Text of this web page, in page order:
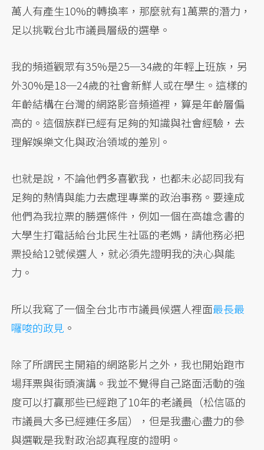
萬人有產生10%的轉換率，那麼就有1萬票的潛力，
足以挑戰台北市議員層級的選舉。
我的頻道觀眾有35%是25─34歲的年輕上班族，另
外30%是18─24歲的社會新鮮人或在學生。這樣的
年齡結構在台灣的網路影音頻道裡，算是年齡層偏
高的。這個族群已經有足夠的知識與社會經驗，去
理解娛樂文化與政治領域的差別。
也就是說，不論他們多喜歡我，也都未必認同我有
足夠的熱情與能力去處理專業的政治事務。要達成
他們為我拉票的勝選條件，例如一個在高雄念書的
大學生打電話給台北民生社區的老媽，請他務必把
票投給12號候選人，就必須先證明我的決心與能
力。
所以我寫了一個全台北市市議員候選人裡面最長最
囉唆的政見 。
除了所謂民主開箱的網路影片之外，我也開始跑市
場拜票與街頭演講。我並不覺得自己路面活動的強
度可以打贏那些已經跑了10年的老議員（松信區的
市議員大多已經連任多屆），但是我盡心盡力的參
與選戰是我對政治認真程度的證明。